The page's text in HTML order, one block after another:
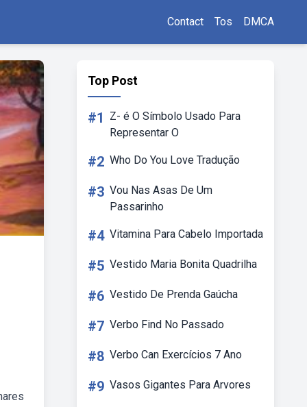
Contact Tos DMCA
Top Post
#1
Z- é O Símbolo Usado Para
Representar O
#2 Who Do You Love Tradução
#3 Vou Nas Asas De Um
Passarinho
#4 Vitamina Para Cabelo Importada
#5 Vestido Maria Bonita Quadrilha
#6 Vestido De Prenda Gaúcha
#7 Verbo Find No Passado
#8 Verbo Can Exercícios 7 Ano
#9 Vasos Gigantes Para Arvores